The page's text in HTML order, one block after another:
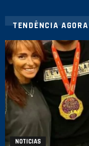
TENDÊNCIA AGORA
NOTICIAS